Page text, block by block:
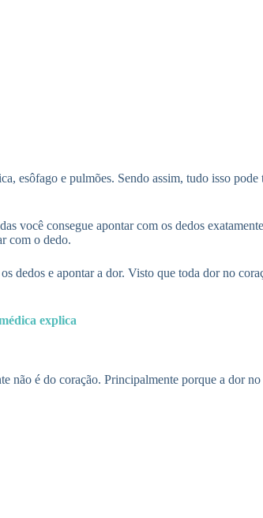
esôfago e pulmões. Sendo assim, tudo isso
você consegue apontar com os dedos
com o dedo.
dedos e apontar a dor. Visto que toda dor no
explica
não é do coração. Principalmente porque a dor